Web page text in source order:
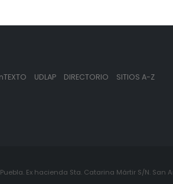
UDLAP DIRECTORIO SITIOS A-Z
Ex hacienda Sta. Catarina Mártir S/N. San